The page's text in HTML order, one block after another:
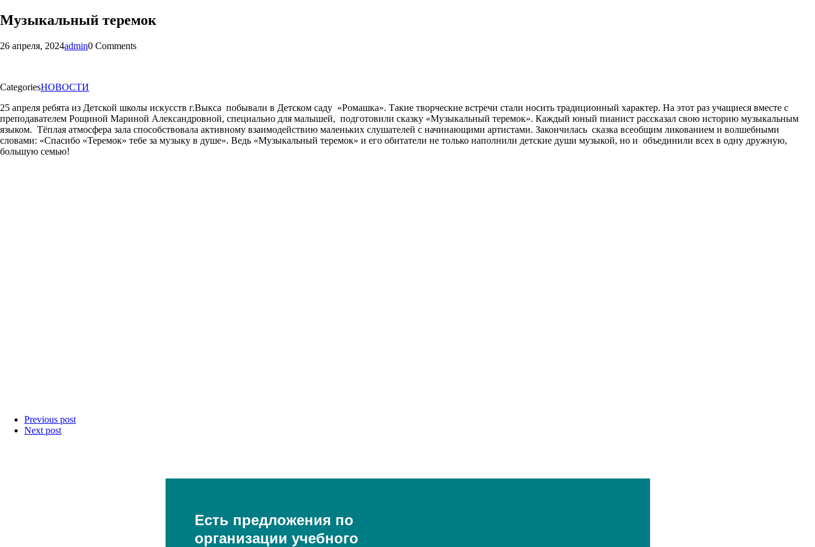
Музыкальный теремок
26 апреля, 2024admin0 Comments
CategoriesНОВОСТИ
25 апреля ребята из Детской школы искусств г.Выкса побывали в Детском саду «Ромашка». Такие творческие встречи стали носить традиционный характер. На этот раз учащиеся вместе с
преподавателем Рощиной Мариной Александровной, специально для малышей, подготовили сказку «Музыкальный теремок». Каждый юный пианист рассказал свою историю музыкальным
языком. Тёплая атмосфера зала способствовала активному взаимодействию маленьких слушателей с начинающими артистами. Закончилась сказка всеобщим ликованием и волшебными
словами: «Спасибо «Теремок» тебе за музыку в душе». Ведь «Музыкальный теремок» и его обитатели не только наполнили детские души музыкой, но и объединили всех в одну дружную,
большую семью!
Previous post
Next post
Есть предложения по
организации учебного